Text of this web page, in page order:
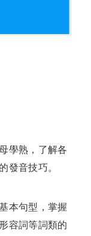
學熟，了解各
發音技巧。
本句型，掌握
容詞等詞類的